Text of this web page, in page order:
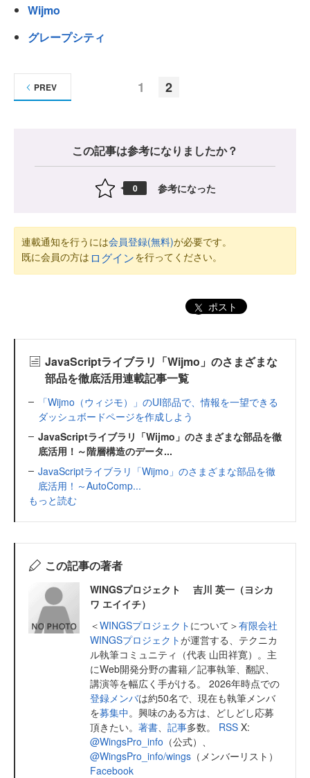
Wijmo
グレープシティ
1 2
PREV
この記事は参考になりましたか？
0 参考になった
連載通知を行うには会員登録(無料)が必要です。
既に会員の方は ログインを行ってください。
ポスト
JavaScriptライブラリ「Wijmo」のさまざまな
部品を徹底活用連載記事一覧
「Wijmo（ウィジモ）」のUI部品で、情報を一望できる
ダッシュボードページを作成しよう
JavaScriptライブラリ「Wijmo」のさまざまな部品を徹
底活用！～階層構造のデータ...
JavaScriptライブラリ「Wijmo」のさまざまな部品を徹
底活用！～AutoComp...
もっと読む
この記事の著者
WINGSプロジェクト 吉川 英一（ヨシカ
ワ エイイチ）
＜WINGSプロジェクト について＞有限会社
WINGSプロジェクトが運営する、テクニカ
ル執筆コミュニティ（代表 山田祥寛）。主
にWeb開発分野の書籍／記事執筆、翻訳、
講演等を幅広く手がける。 2026年時点での
登録メンバは約50名で、現在も執筆メンバ
を募集中。興味のある方は、どしどし応募
頂きたい。 著書 記事多数。 RSS X:
@WingsPro_info （公式）、
@WingsPro_info/wings （メンバーリスト）
Facebook